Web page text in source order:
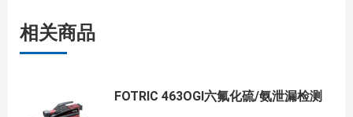
相关商品
FOTRIC 463OGI六氟化硫/氨泄漏检测